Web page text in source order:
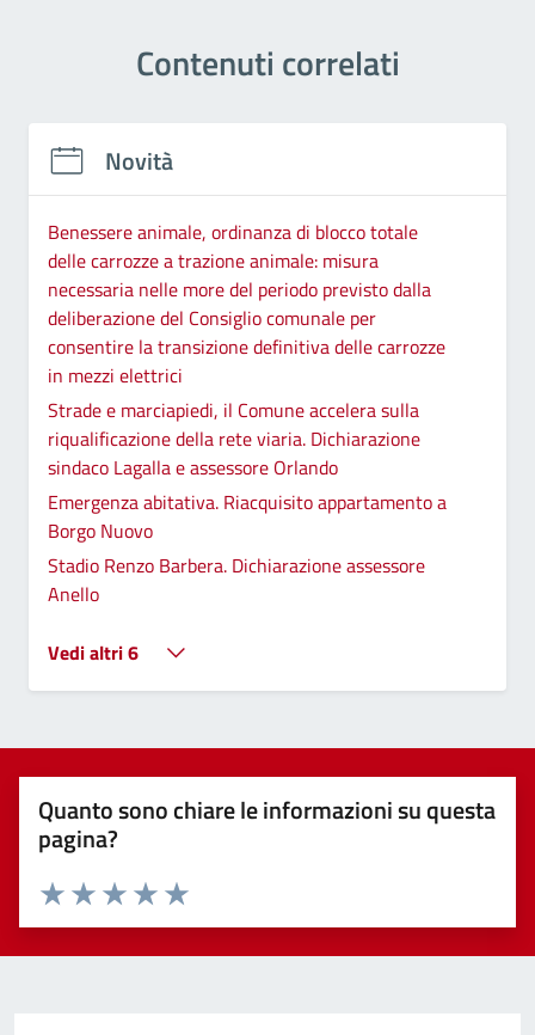
Contenuti correlati
Novità
Benessere animale, ordinanza di blocco totale
delle carrozze a trazione animale: misura
necessaria nelle more del periodo previsto dalla
deliberazione del Consiglio comunale per
consentire la transizione definitiva delle carrozze
in mezzi elettrici
Strade e marciapiedi, il Comune accelera sulla
riqualificazione della rete viaria. Dichiarazione
sindaco Lagalla e assessore Orlando
Emergenza abitativa. Riacquisito appartamento a
Borgo Nuovo
Stadio Renzo Barbera. Dichiarazione assessore
Anello
Vedi altri 6
Quanto sono chiare le informazioni su questa
pagina?
Valuta 5 stelle su 5
Valuta 4 stelle su 5
Valuta 3 stelle su 5
Valuta 2 stelle su 5
Valuta 1 stelle su 5